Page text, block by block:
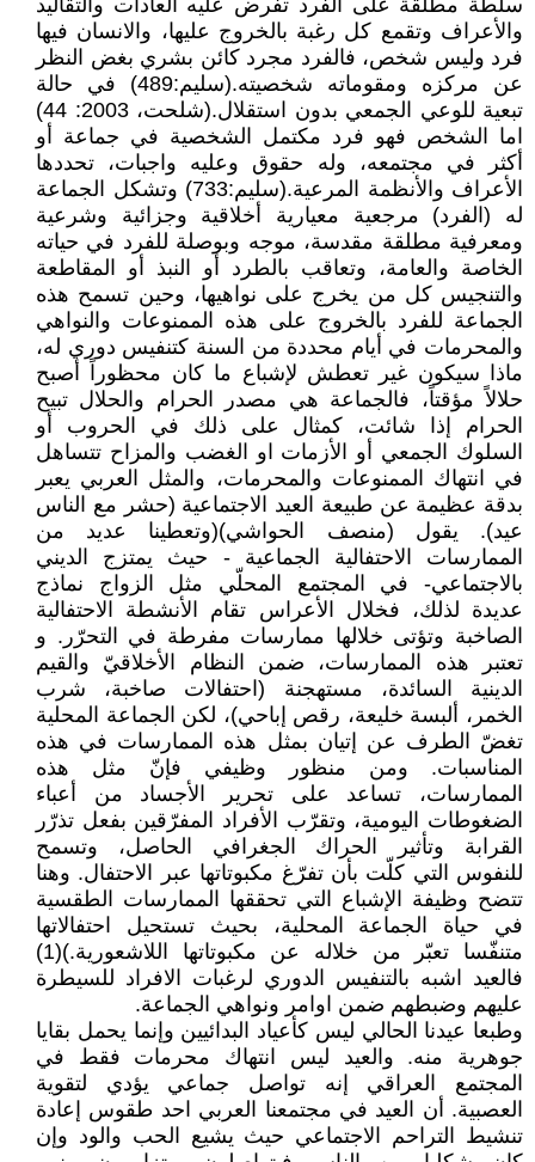
سلطة مطلقة على الفرد تفرض عليه العادات والتقاليد
والأعراف وتقمع كل رغبة بالخروج عليها، والانسان فيها
فرد وليس شخص، فالفرد مجرد كائن بشري بغض النظر
عن مركزه ومقوماته شخصيته.(سليم:489) في حالة
تبعية للوعي الجمعي بدون استقلال.(شلحت، 2003: 44)
اما الشخص فهو فرد مكتمل الشخصية في جماعة أو
أكثر في مجتمعه، وله حقوق وعليه واجبات، تحددها
الأعراف والأنظمة المرعية.(سليم:733) وتشكل الجماعة
له (الفرد) مرجعية معيارية أخلاقية وجزائية وشرعية
ومعرفية مطلقة مقدسة، موجه وبوصلة للفرد في حياته
الخاصة والعامة، وتعاقب بالطرد أو النبذ أو المقاطعة
والتنجيس كل من يخرج على نواهيها، وحين تسمح هذه
الجماعة للفرد بالخروج على هذه الممنوعات والنواهي
والمحرمات في أيام محددة من السنة كتنفيس دوري له،
ماذا سيكون غير تعطش لإشباع ما كان محظوراً أصبح
حلالاً مؤقتاً، فالجماعة هي مصدر الحرام والحلال تبيح
الحرام إذا شائت، كمثال على ذلك في الحروب أو
السلوك الجمعي أو الأزمات او الغضب والمزاح تتساهل
في انتهاك الممنوعات والمحرمات، والمثل العربي يعبر
بدقة عظيمة عن طبيعة العيد الاجتماعية (حشر مع الناس
عيد). يقول (منصف الحواشي)(وتعطينا عديد من
الممارسات الاحتفالية الجماعية - حيث يمتزج الديني
بالاجتماعي- في المجتمع المحلّي مثل الزواج نماذج
عديدة لذلك، فخلال الأعراس تقام الأنشطة الاحتفالية
الصاخبة وتؤتى خلالها ممارسات مفرطة في التحرّر. و
تعتبر هذه الممارسات، ضمن النظام الأخلاقيّ والقيم
الدينية السائدة، مستهجنة (احتفالات صاخبة، شرب
الخمر، ألبسة خليعة، رقص إباحي)، لكن الجماعة المحلية
تغضّ الطرف عن إتيان بمثل هذه الممارسات في هذه
المناسبات. ومن منظور وظيفي فإنّ مثل هذه
الممارسات، تساعد على تحرير الأجساد من أعباء
الضغوطات اليومية، وتقرّب الأفراد المفرّقين بفعل تذرّر
القرابة وتأثير الحراك الجغرافي الحاصل، وتسمح
للنفوس التي كلّت بأن تفرّغ مكبوتاتها عبر الاحتفال. وهنا
تتضح وظيفة الإشباع التي تحققها الممارسات الطقسية
في حياة الجماعة المحلية، بحيث تستحيل احتفالاتها
متنفّسا تعبّر من خلاله عن مكبوتاتها اللاشعورية.)(1)
فالعيد اشبه بالتنفيس الدوري لرغبات الافراد للسيطرة
عليهم وضبطهم ضمن اوامر ونواهي الجماعة.
وطبعا عيدنا الحالي ليس كأعياد البدائيين وإنما يحمل بقايا
جوهرية منه. والعيد ليس انتهاك محرمات فقط في
المجتمع العراقي إنه تواصل جماعي يؤدي لتقوية
العصبية. أن العيد في مجتمعنا العربي احد طقوس إعادة
تنشيط التراحم الاجتماعي حيث يشيع الحب والود وإن